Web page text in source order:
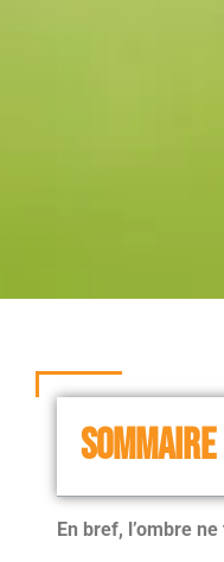
SOMMAIRE
En bref, l’ombre